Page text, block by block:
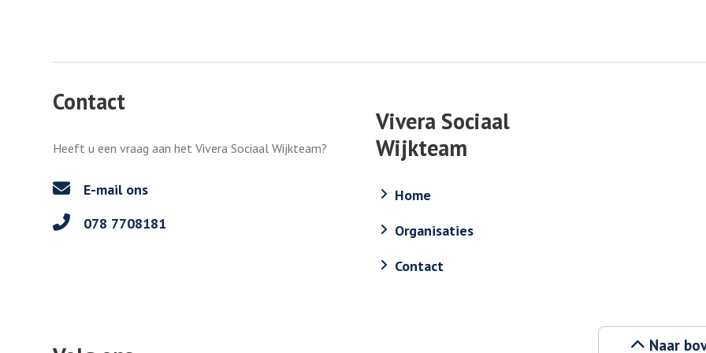
Contact
Heeft u een vraag aan het Vivera Sociaal Wijkteam?
E-mail ons
078 7708181
Vivera Sociaal
Wijkteam
Home
Organisaties
Contact
Naar